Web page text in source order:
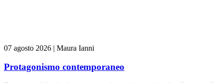
07 agosto 2026 | Maura Ianni
Protagonismo contemporaneo